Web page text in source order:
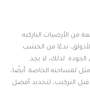
من الأرضيات الباركيه
بدءًا من الخشب
الجودة. لذلك، لا يجد
لمساحته الخاصة. أيضًا،
التركيب، لتحديد أفضل